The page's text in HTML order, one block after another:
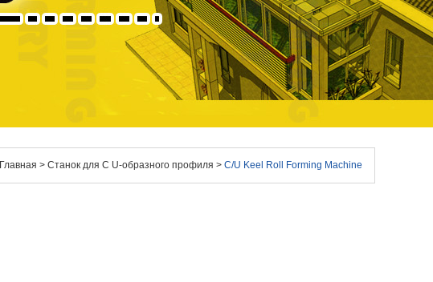
Главная > Станок для С U-образного профиля > C/U Keel Roll Forming Machine